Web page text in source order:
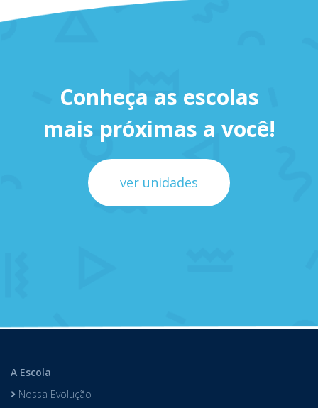
Conheça as escolas
mais próximas a você!
ver unidades
A Escola
Nossa Evolução